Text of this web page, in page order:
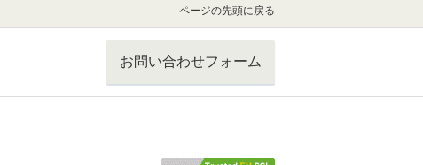
ページの先頭に戻る
お問い合わせフォーム